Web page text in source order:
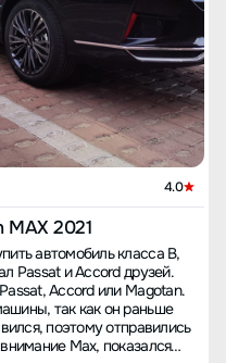
о поездках на дальние
их решают,
слабая сторона
были за счет
бак 52 литра
**Повреждения
несколько царапин и
с владельцем и решили
две царапины на дисках
совершенствоваться.
что в течение пяти лет
внешним видом и
машину. На следующий
Я был один, это связано
Дилер ничего не знал
в некоторых моментах
оказалась нелегкой
о которых я не буду
писатель и не имею
автолюбителей из
и хвастаться!) 【Цена
юаней, налог на покупку
выписан на реальную
страховка не
500, сбор 3000, плата за
предоплатой процентов
Итоговая цена
примерно,
Впечатления от
медлительный, есть
4.0
MAX 2021
Passat и Accord друзей.
Accord или Magotan.
так как он раньше
поэтому отправились
Max, показался